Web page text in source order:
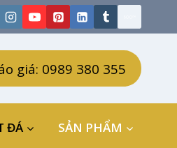
giá: 0989 380 355
ĐÁ SẢN PHẨM